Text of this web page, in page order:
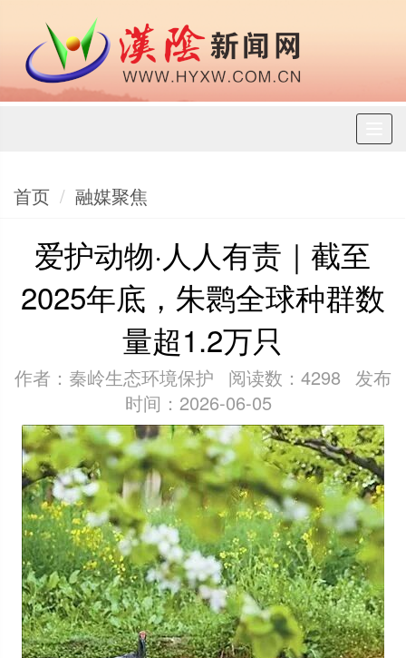
首页 融媒聚焦
爱护动物·人人有责｜截至
2025年底，朱鹮全球种群数
量超1.2万只
作者：秦岭生态环境保护 阅读数：4298 发布
时间：2026-06-05